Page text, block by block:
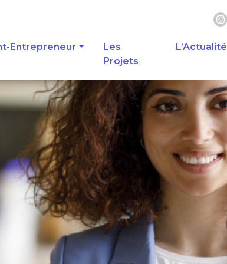
Entrepreneur
Les
Projets
L’Actualité